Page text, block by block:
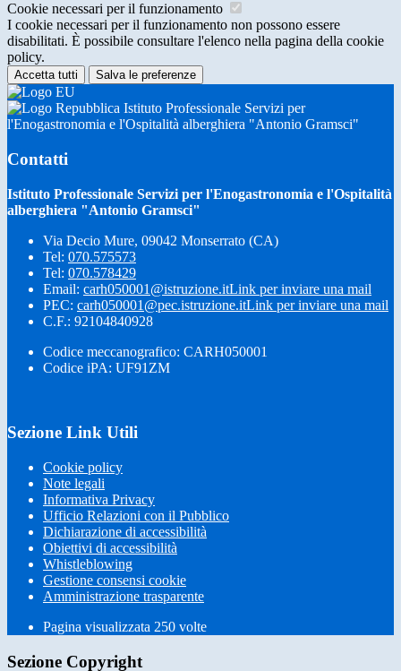
Cookie necessari per il funzionamento
I cookie necessari per il funzionamento non possono essere
disabilitati. È possibile consultare l'elenco nella pagina della cookie
policy.
Accetta tutti Salva le preferenze
Istituto Professionale Servizi per
l'Enogastronomia e l'Ospitalità alberghiera "Antonio Gramsci"
Contatti
Istituto Professionale Servizi per l'Enogastronomia e l'Ospitalità
alberghiera "Antonio Gramsci"
Via Decio Mure, 09042 Monserrato (CA)
Tel: 070.575573
Tel: 070.578429
Email: carh050001@istruzione.itLink per inviare una mail
PEC: carh050001@pec.istruzione.itLink per inviare una mail
C.F.: 92104840928
Codice meccanografico: CARH050001
Codice iPA: UF91ZM
Sezione Link Utili
Cookie policy
Note legali
Informativa Privacy
Ufficio Relazioni con il Pubblico
Dichiarazione di accessibilità
Obiettivi di accessibilità
Whistleblowing
Gestione consensi cookie
Amministrazione trasparente
Pagina visualizzata 250 volte
Sezione Copyright